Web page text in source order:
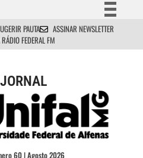
Simplifique!
Comunica BR
Acesso à informação
Legislação
Canais
PAUTA
ASSINAR NEWSLETTER
FEDERAL FM
JORNAL
60 | Agosto 2026